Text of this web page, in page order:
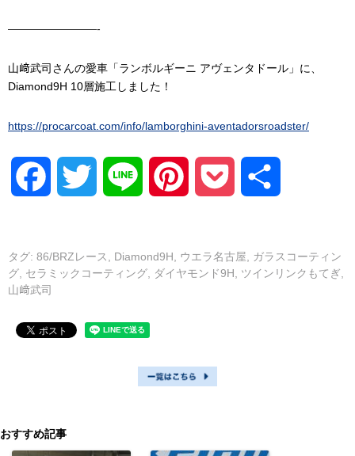
————————-
山﨑武司さんの愛車「ランボルギーニ アヴェンタドール」に、
Diamond9H 10層施工しました！
https://procarcoat.com/info/lamborghini-aventadorsroadster/
Facebook Twitter Line Pinterest Pocket
タグ: 86/BRZレース, Diamond9H, ウエラ名古屋, ガラスコーティン
グ, セラミックコーティング, ダイヤモンド9H, ツインリンクもてぎ,
山﨑武司
おすすめ記事